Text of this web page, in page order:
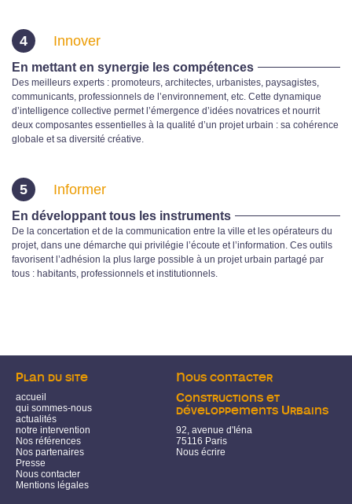
4 Innover
En mettant en synergie les compétences
Des meilleurs experts : promoteurs, architectes, urbanistes, paysagistes,
communicants, professionnels de l’environnement, etc. Cette dynamique
d’intelligence collective permet l’émergence d’idées novatrices et nourrit
deux composantes essentielles à la qualité d’un projet urbain : sa cohérence
globale et sa diversité créative.
5 Informer
En développant tous les instruments
De la concertation et de la communication entre la ville et les opérateurs du
projet, dans une démarche qui privilégie l’écoute et l’information. Ces outils
favorisent l’adhésion la plus large possible à un projet urbain partagé par
tous : habitants, professionnels et institutionnels.
Plan du site
accueil
qui sommes-nous
actualités
notre intervention
Nos références
Nos partenaires
Presse
Nous contacter
Mentions légales
Nous contacter
Constructions et
développements Urbains
92, avenue d'Iéna
75116 Paris
Nous écrire